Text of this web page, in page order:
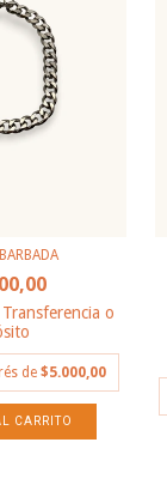
Transferencia o
de $5.000,00